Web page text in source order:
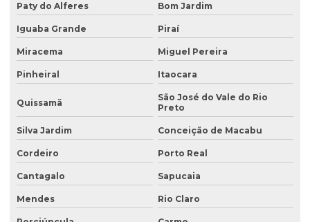
Coleta de água industrial
Coleta de amostra de água para análise microbiológica
Coleta de amostras de água
Coleta de amostras de água e efluentes
Coleta de efluentes líquidos
Paty do Alferes Bom Jardim
Iguaba Grande Piraí
Miracema Miguel Pereira
Pinheiral Itaocara
Quissamã
São José do Vale do Rio
Preto
Silva Jardim Conceição de Macabu
Cordeiro Porto Real
Cantagalo Sapucaia
Mendes Rio Claro